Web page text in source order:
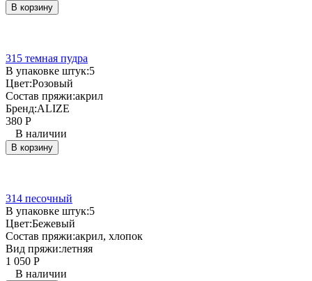
В корзину
315 темная пудра
В упаковке штук:5
Цвет:Розовый
Состав пряжи:акрил
Бренд:ALIZE
380 Р
В наличии
В корзину
314 песочный
В упаковке штук:5
Цвет:Бежевый
Состав пряжи:акрил, хлопок
Вид пряжи:летняя
1 050 Р
В наличии